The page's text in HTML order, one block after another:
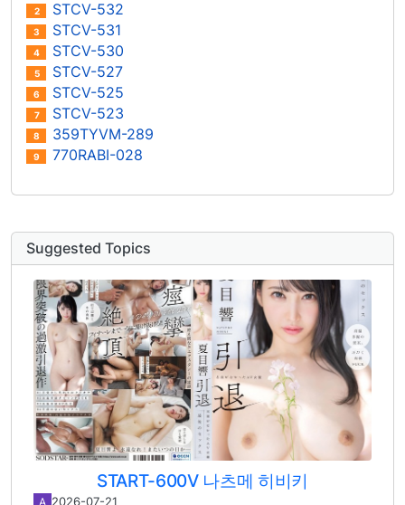
2 STCV-532
3 STCV-531
4 STCV-530
5 STCV-527
6 STCV-525
7 STCV-523
8 359TYVM-289
9 770RABI-028
Suggested Topics
START-600V 나츠메 히비키
A 2026-07-21